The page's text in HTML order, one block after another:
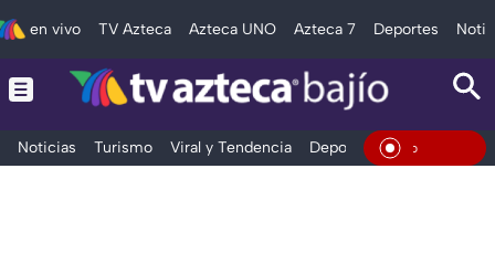
en vivo TV Azteca Azteca UNO Azteca 7 Deportes
Noticias Turismo Viral y Tendencia Deportes Espectáculos
En